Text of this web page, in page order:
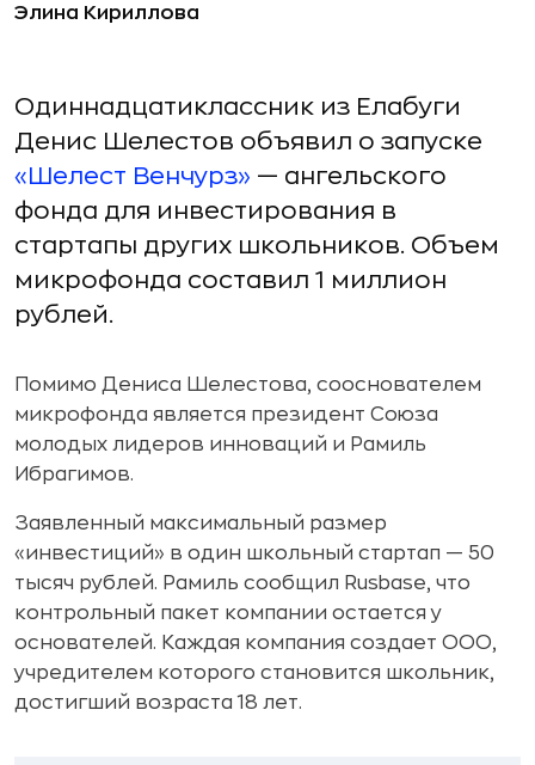
Элина Кириллова
Одиннадцатиклассник из Елабуги
Денис Шелестов объявил о запуске
«Шелест Венчурз» — ангельского
фонда для инвестирования в
стартапы других школьников. Объем
микрофонда составил 1 миллион
рублей.
Помимо Дениса Шелестова, сооснователем
микрофонда является президент Союза
молодых лидеров инноваций и Рамиль
Ибрагимов.
Заявленный максимальный размер
«инвестиций» в один школьный стартап — 50
тысяч рублей. Рамиль сообщил Rusbase, что
контрольный пакет компании остается у
основателей. Каждая компания создает ООО,
учредителем которого становится школьник,
достигший возраста 18 лет.